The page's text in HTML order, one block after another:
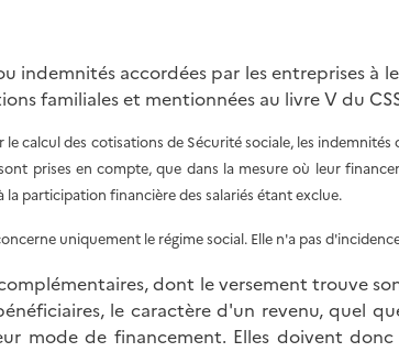
indemnités accordées par les entreprises à
familiales et mentionnées au livre V du
le calcul des cotisations de Sécurité sociale, les
prises en compte, que dans la mesure où leur
participation financière des salariés étant exclue.
uniquement le régime social. Elle n'a pas
dont le versement trouve
le caractère d'un revenu, quel
mode de financement. Elles doivent